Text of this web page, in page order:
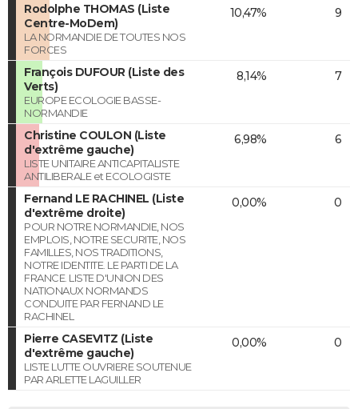
Rodolphe THOMAS (Liste
Centre-MoDem)
LA NORMANDIE DE TOUTES NOS
FORCES
10,47% 9
François DUFOUR (Liste des
Verts)
EUROPE ECOLOGIE BASSE-
NORMANDIE
8,14% 7
Christine COULON (Liste
d'extrême gauche)
LISTE UNITAIRE ANTICAPITALISTE
ANTILIBERALE et ECOLOGISTE
6,98% 6
Fernand LE RACHINEL (Liste
d'extrême droite)
POUR NOTRE NORMANDIE, NOS
EMPLOIS, NOTRE SECURITE, NOS
FAMILLES, NOS TRADITIONS,
NOTRE IDENTITE. LE PARTI DE LA
FRANCE. LISTE D'UNION DES
NATIONAUX NORMANDS
CONDUITE PAR FERNAND LE
RACHINEL
0,00% 0
Pierre CASEVITZ (Liste
d'extrême gauche)
LISTE LUTTE OUVRIERE SOUTENUE
PAR ARLETTE LAGUILLER
0,00% 0